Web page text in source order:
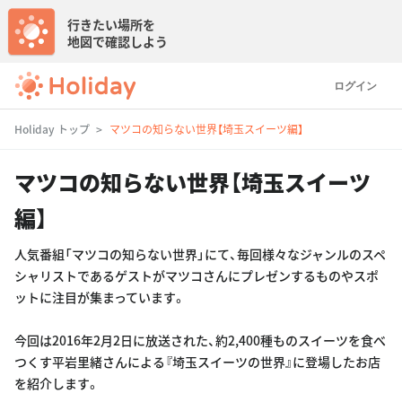
ログイン
行きたい場所を
地図で確認しよう
Holiday トップ マツコの知らない世界【埼玉スイーツ編】
マツコの知らない世界【埼玉スイーツ
編】
人気番組「マツコの知らない世界」にて、毎回様々なジャンルのスペ
シャリストであるゲストがマツコさんにプレゼンするものやスポ
ットに注目が集まっています。
今回は2016年2月2日に放送された、約2,400種ものスイーツを食べ
つくす平岩里緒さんによる『埼玉スイーツの世界』に登場したお店
を紹介します。